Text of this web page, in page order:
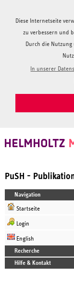
Diese Internetseite
zu verbessern und
Durch die
In unserer
PuSH -
Navigation
Startseite
Login
English
Recherche
Hilfe & Kontakt